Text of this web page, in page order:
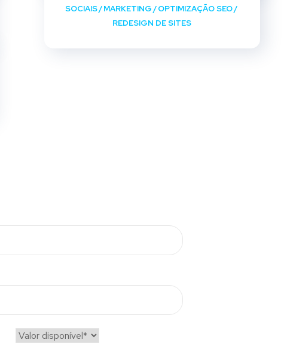
SOCIAIS/MARKETING/OPTIMIZAÇÃO SEO/
REDESIGN DE SITES